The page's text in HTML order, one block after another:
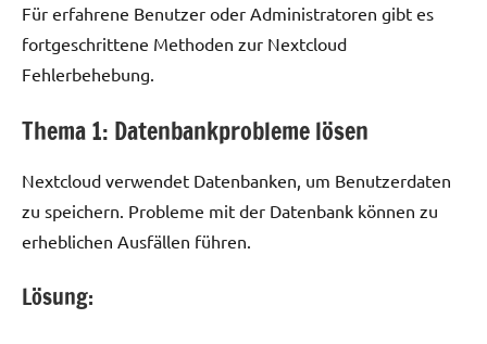
Für erfahrene Benutzer oder Administratoren gibt es
fortgeschrittene Methoden zur Nextcloud
Fehlerbehebung.
Thema 1: Datenbankprobleme lösen
Nextcloud verwendet Datenbanken, um Benutzerdaten
zu speichern. Probleme mit der Datenbank können zu
erheblichen Ausfällen führen.
Lösung: